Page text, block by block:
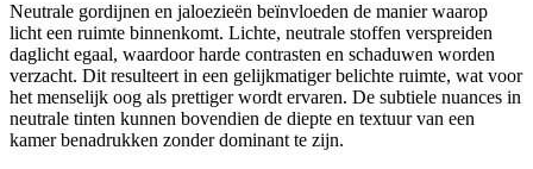
Neutrale gordijnen en jaloezieën beïnvloeden de manier waarop
licht een ruimte binnenkomt. Lichte, neutrale stoffen verspreiden
daglicht egaal, waardoor harde contrasten en schaduwen worden
verzacht. Dit resulteert in een gelijkmatiger belichte ruimte, wat voor
het menselijk oog als prettiger wordt ervaren. De subtiele nuances in
neutrale tinten kunnen bovendien de diepte en textuur van een
kamer benadrukken zonder dominant te zijn.